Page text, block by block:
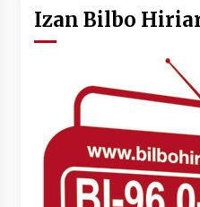
Izan Bilbo